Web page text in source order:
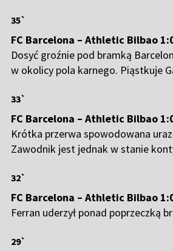
35`
FC Barcelona – Athletic Bilbao
Dosyć groźnie pod bramką
w okolicy pola karnego. Piąstkuje
33`
FC Barcelona – Athletic Bilbao
Krótka przerwa spowodowana
Zawodnik jest jednak w stanie
32`
FC Barcelona – Athletic Bilbao
Ferran uderzył ponad poprzeczką
29`